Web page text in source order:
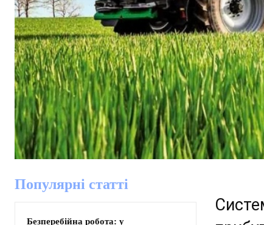
Популярні статті
Безперебійна робота: у